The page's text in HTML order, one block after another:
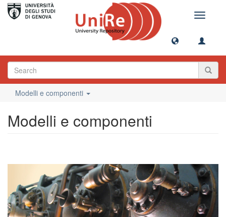
Toggle
Modelli e componenti
Modelli e componenti